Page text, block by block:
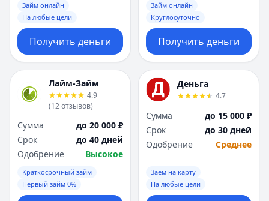
Займ онлайн
На любые цели
Получить деньги
Займ онлайн
Круглосуточно
Получить деньги
Лайм-Займ
4.9
(12отзывов)
Сумма
до 20 000 ₽
Срок
до 40 дней
Одобрение
Высокое
Краткосрочный займ
Первый займ 0%
Деньга
4.7
Сумма
до 15 000 ₽
Срок
до 30 дней
Одобрение
Среднее
Заем на карту
На любые цели